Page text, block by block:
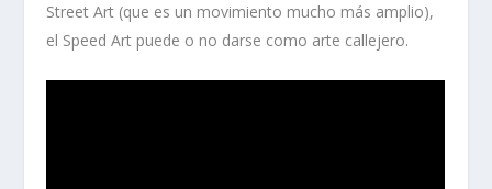
Street Art (que es un movimiento mucho más amplio),
el Speed Art puede o no darse como arte callejero.